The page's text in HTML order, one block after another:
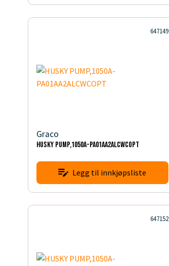
647149
Graco
HUSKY PUMP,1050A-PA01AA2ALCWCOPT
Legg til innkjøpsliste
647152